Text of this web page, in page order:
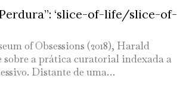
‘slice-of-life/slice-of-
of Obsessions (2018), Harald
sobre a prática curatorial indexada a
Distante de uma…